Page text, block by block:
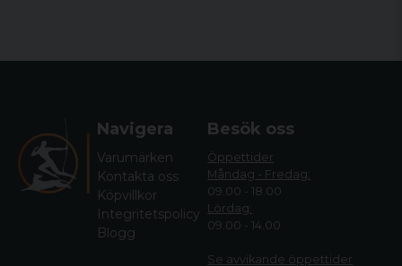
Navigera
Varumärken
Kontakta oss
Köpvillkor
Integritetspolicy
Blogg
Besök oss
Öppettider
Måndag - Fredag:
09.00 - 18.00
Lördag:
09.00 - 14.00
Se avvikande öppettider